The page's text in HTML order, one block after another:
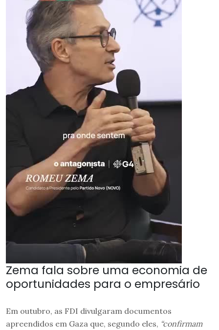
Zema fala sobre uma economia de
oportunidades para o empresário
Em outubro, as FDI divulgaram documentos
apreendidos em Gaza que, segundo eles, “confirmam